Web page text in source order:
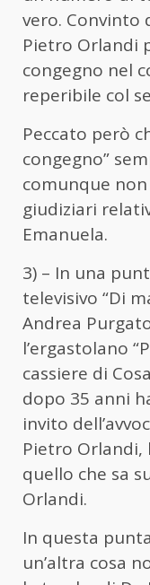
vero. Convinto
Pietro Orlandi
congegno nel
reperibile col
Peccato però
congegno”
comunque
giudiziari
Emanuela.
3) – In una
televisivo “Di
Andrea
l’ergastolano
cassiere di
dopo 35 anni
invito
Pietro Orlandi,
quello che sa
Orlandi.
In questa
un’altra cosa